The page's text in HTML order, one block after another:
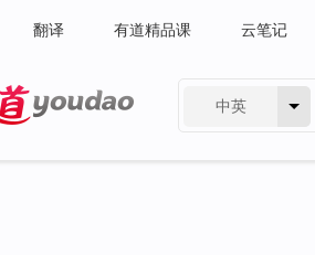
翻译 有道精品课 云笔记
中英